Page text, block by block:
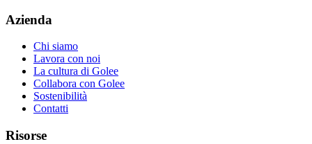
Azienda
Chi siamo
Lavora con noi
La cultura di Golee
Collabora con Golee
Sostenibilità
Contatti
Risorse